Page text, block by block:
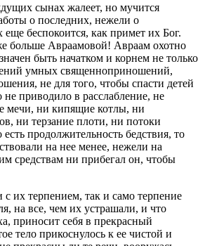
сынах жалеет, но мучится
о последних, нежели о
беспокоится, как примет их Бог.
больше Авраамовой! Авраам охотно
быть начатком и корнем не только
умных священноприношений,
не для того, чтобы спасти детей
приводило в расслабление, не
мечи, ни кипящие котлы, ни
ни терзание плоти, ни потоки
продолжительность бедствия, то
на нее менее, нежели на
средствам ни прибегал он, чтобы
их терпением, так и само терпение
на все, чем их устрашали, и что
приносит себя в прекрасный
тело прикоснулось к ее чистой и